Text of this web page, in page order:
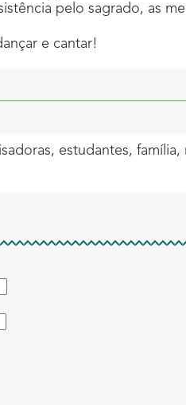
pelo sagrado, as
e cantar!
estudantes, família,